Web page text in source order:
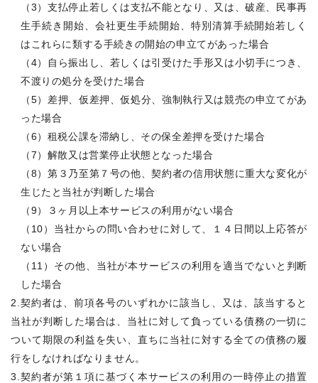
（3）支払停止若しくは支払不能となり、又は、破産、民事再
生手続き開始、会社更生手続開始、特別清算手続開始若しく
はこれらに類する手続きの開始の申立てがあった場合
（4）自ら振出し、若しくは引受けた手形又は小切手につき、
不渡りの処分を受けた場合
（5）差押、仮差押、仮処分、強制執行又は競売の申立てがあ
った場合
（6）租税公課を滞納し、その保全差押を受けた場合
（7）解散又は営業停止状態となった場合
（8）第３乃至第７号の他、契約者の信用状態に重大な変化が
生じたと当社が判断した場合
（9）３ヶ月以上本サービスの利用がない場合
（10）当社からの問い合わせに対して、１４日間以上応答が
ない場合
（11）その他、当社が本サービスの利用を適当でないと判断
した場合
2.契約者は、前項各号のいずれかに該当し、又は、該当すると
当社が判断した場合は、当社に対して負っている債務の一切に
ついて期限の利益を失い、直ちに当社に対する全ての債務の履
行をしなければなりません。
3.契約者が第１項に基づく本サービスの利用の一時停止の措置